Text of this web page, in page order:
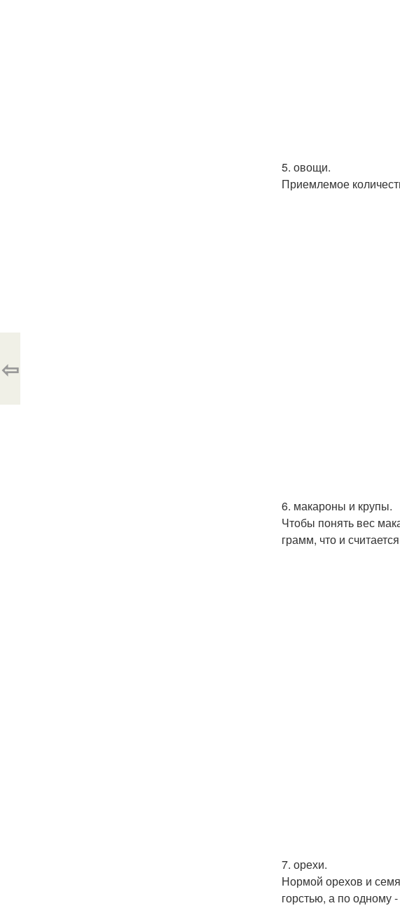
5. овощи.
Приемлемое
6. макароны и крупы.
Чтобы понять вес
грамм, что и
7. орехи.
Нормой орехов и
горстью, а по одному
⇦